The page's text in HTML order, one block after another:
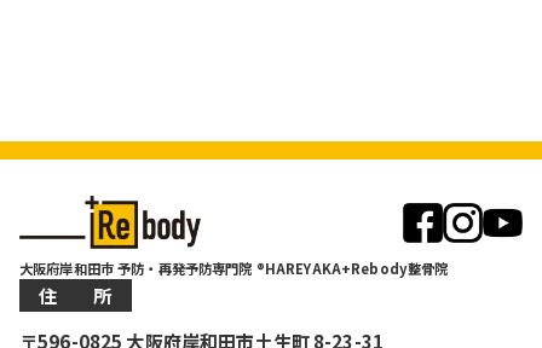
大阪府岸和田市 予防・再発予防専門院 ®HAREYAKA+Rebody整骨院
住 所
〒596-0825 大阪府岸和田市土生町 8-23-31